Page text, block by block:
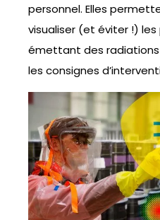
personnel. Elles
visualiser (et éviter !)
émettant des
les consignes